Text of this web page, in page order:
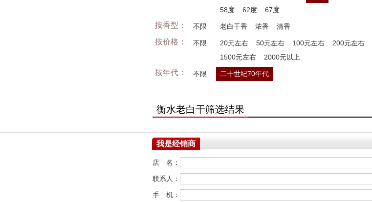
58度
62度 67度
按香型： 不限 老白干香 浓香 清香
按价格： 不限 20元左右 50元左右 100元左右 200元左右
1500元左右
2000元以上
按年代： 不限 二十世纪70年代
衡水老白干筛选结果
我是经销商
店 名：
联系人：
手 机：